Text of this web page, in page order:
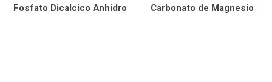
Fosfato Dicalcico Anhidro Carbonato de Magnesio